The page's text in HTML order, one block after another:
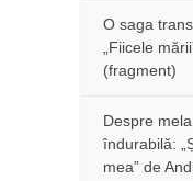
O saga
„Fiicele
(fragment)
Despre
îndurabilă:
mea” de